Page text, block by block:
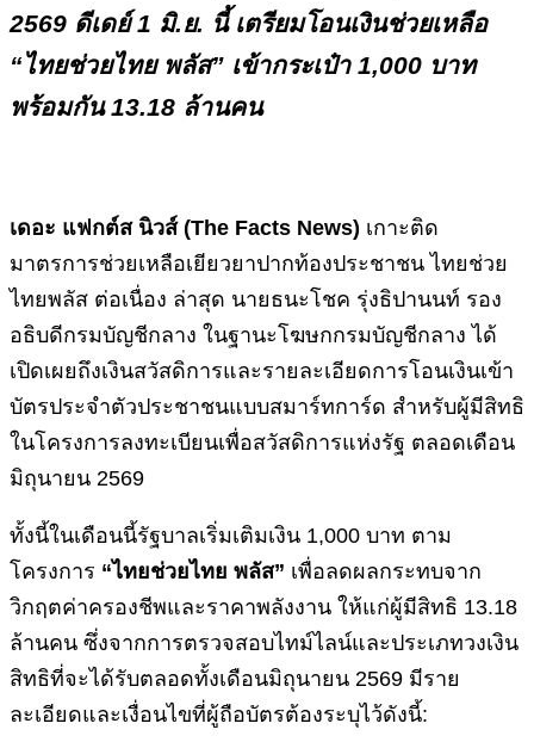
2569 ดีเดย์ 1 มิ.ย. นี้ เตรียมโอนเงินช่วยเหลือ
“ไทยช่วยไทย พลัส” เข้ากระเป๋า 1,000 บาท
พร้อมกัน 13.18 ล้านคน
เดอะ แฟกต์ส นิวส์ (The Facts News) เกาะติด
มาตรการช่วยเหลือเยียวยาปากท้องประชาชน ไทยช่วย
ไทยพลัส ต่อเนื่อง ล่าสุด นายธนะโชค รุ่งธิปานนท์ รอง
อธิบดีกรมบัญชีกลาง ในฐานะโฆษกกรมบัญชีกลาง ได้
เปิดเผยถึงเงินสวัสดิการและรายละเอียดการโอนเงินเข้า
บัตรประจำตัวประชาชนแบบสมาร์ทการ์ด สำหรับผู้มีสิทธิ
ในโครงการลงทะเบียนเพื่อสวัสดิการแห่งรัฐ ตลอดเดือน
มิถุนายน 2569
ทั้งนี้ในเดือนนี้รัฐบาลเริ่มเติมเงิน 1,000 บาท ตาม
โครงการ “ไทยช่วยไทย พลัส” เพื่อลดผลกระทบจาก
วิกฤตค่าครองชีพและราคาพลังงาน ให้แก่ผู้มีสิทธิ 13.18
ล้านคน ซึ่งจากการตรวจสอบไทม์ไลน์และประเภทวงเงิน
สิทธิที่จะได้รับตลอดทั้งเดือนมิถุนายน 2569 มีราย
ละเอียดและเงื่อนไขที่ผู้ถือบัตรต้องระบุไว้ดังนี้: